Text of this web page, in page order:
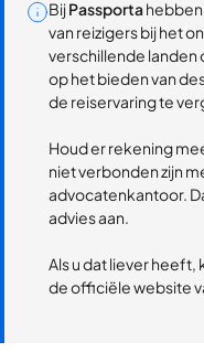
BijPassporta
van reizigers bij het
verschillende landen
op het bieden van
de reiservaring te
Houd er rekening
niet verbonden zijn
advocatenkantoor.
advies aan.
Als u dat liever heeft,
de officiële website